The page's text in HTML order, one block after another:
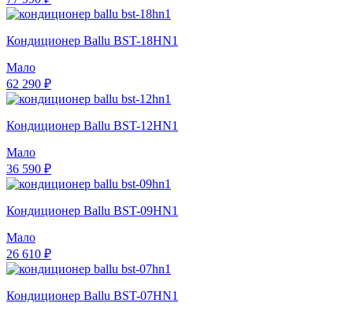
Кондиционер Ballu BST-18HN1
Мало
62 290 ₽
Кондиционер Ballu BST-12HN1
Мало
36 590 ₽
Кондиционер Ballu BST-09HN1
Мало
26 610 ₽
Кондиционер Ballu BST-07HN1